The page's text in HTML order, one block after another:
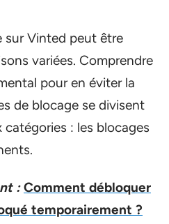
sur Vinted peut être
variées. Comprendre
pour en éviter la
de blocage se divisent
: les blocages
: Comment débloquer
temporairement ?